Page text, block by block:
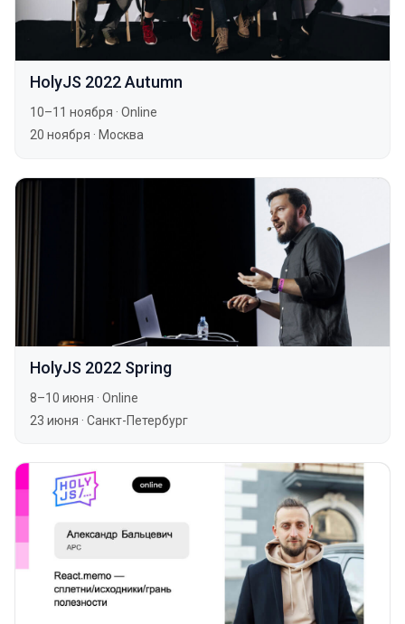
HolyJS 2022 Autumn
10–11 ноября · Online
20 ноября · Москва
HolyJS 2022 Spring
8–10 июня · Online
23 июня · Санкт-Петербург